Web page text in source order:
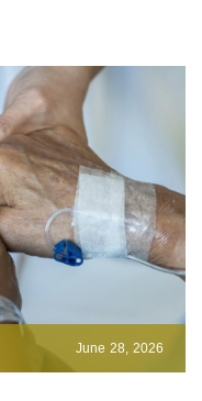
June 28, 2026